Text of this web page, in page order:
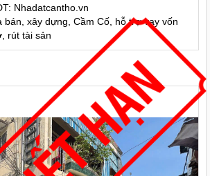
Nhadatcantho.vn
bán, xây dựng, Cầm Cố, hỗ trợ vay vốn
rút tài sản